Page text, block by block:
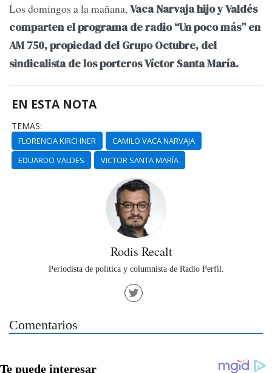
Los domingos a la mañana,Vaca Narvaja hijo y Valdés
comparten el programa de radio “Un poco más” en
AM 750, propiedad del Grupo Octubre, del
sindicalista de los porteros Víctor Santa María.
EN ESTA NOTA
TEMAS:
FLORENCIA KIRCHNER
CAMILO VACA NARVAJA
EDUARDO VALDES
VICTOR SANTA MARÍA
Rodis Recalt
Periodista de política y columnista de Radio Perfil.
Comentarios